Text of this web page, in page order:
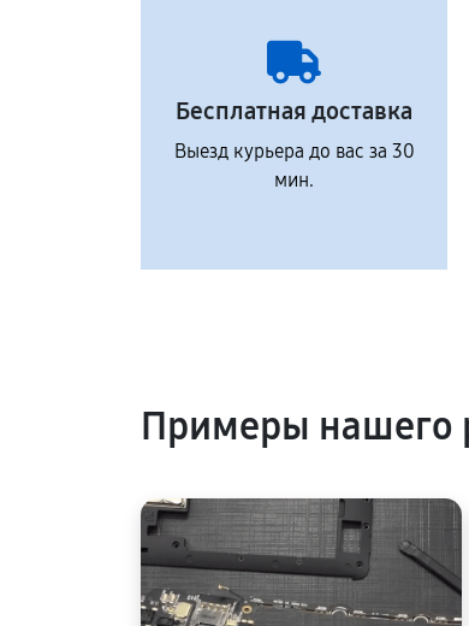
Бесплатная доставка
Выезд курьера до вас за 30
мин.
Примеры нашего